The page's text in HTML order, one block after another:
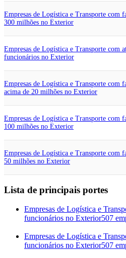
Empresas de Logística e Transporte com
300 milhões no Exterior
Empresas de Logística e Transporte com
funcionários no Exterior
Empresas de Logística e Transporte com
acima de 20 milhões no Exterior
Empresas de Logística e Transporte com
100 milhões no Exterior
Empresas de Logística e Transporte com
50 milhões no Exterior
Lista de principais portes
Empresas de Logística e
funcionários no Exterior507
Empresas de Logística e
funcionários no Exterior507